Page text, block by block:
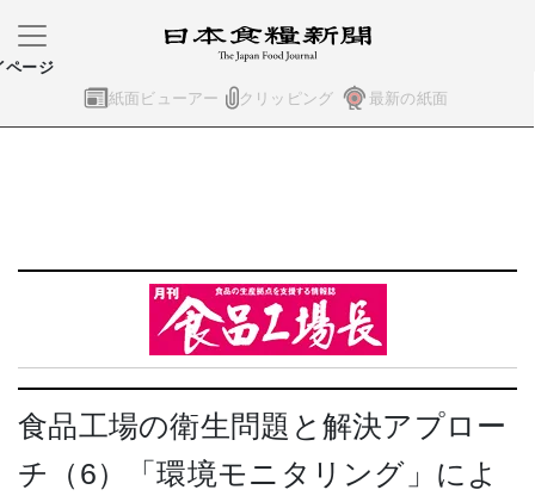
紙面ビューアー クリッピング 最新の紙面
ページ
食品工場の衛生問題と解決アプロー
チ（6）「環境モニタリング」によ